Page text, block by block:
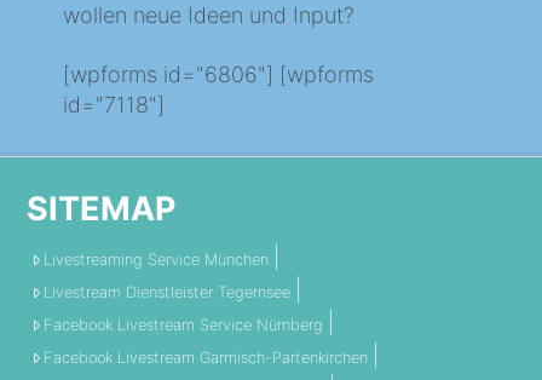
wollen neue Ideen und Input?
[wpforms id="6806"] [wpforms
id="7118"]
SITEMAP
Livestreaming Service München
Livestream Dienstleister Tegernsee
Facebook Livestream Service Nürnberg
Facebook Livestream Garmisch-Partenkirchen